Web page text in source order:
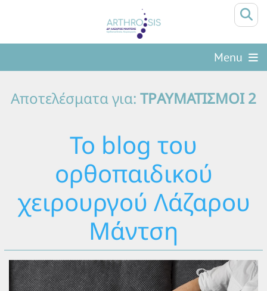
Menu
Αποτελέσματα για: ΤΡΑΥΜΑΤΙΣΜΟΙ 2
Το blog του
ορθοπαιδικού
χειρουργού Λάζαρου
Μάντση